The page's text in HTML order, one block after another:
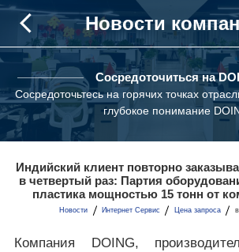
Новости
Сосредоточиться на
Сосредоточьтесь на горячих точках
глубокое понимание
Индийский клиент повторно
в четвертый раз: Партия
пластика мощностью 15 тонн от
Новости Интернет Сервис Цена запроса
Компания DOING,